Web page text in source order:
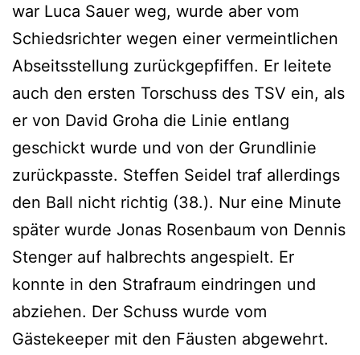
war Luca Sauer weg, wurde aber vom
Schiedsrichter wegen einer vermeintlichen
Abseitsstellung zurückgepfiffen. Er leitete
auch den ersten Torschuss des TSV ein, als
er von David Groha die Linie entlang
geschickt wurde und von der Grundlinie
zurückpasste. Steffen Seidel traf allerdings
den Ball nicht richtig (38.). Nur eine Minute
später wurde Jonas Rosenbaum von Dennis
Stenger auf halbrechts angespielt. Er
konnte in den Strafraum eindringen und
abziehen. Der Schuss wurde vom
Gästekeeper mit den Fäusten abgewehrt.